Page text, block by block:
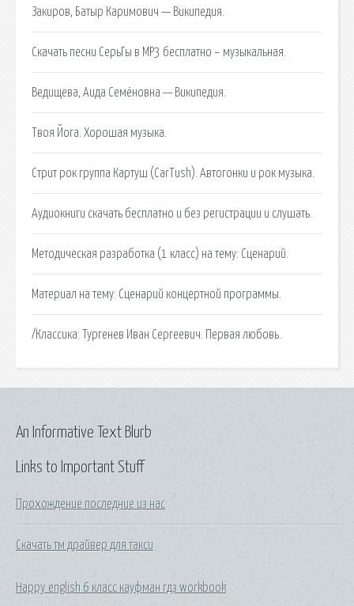
Закиров, Батыр Каримович — Википедия.
Скачать песни СерьГы в MP3 бесплатно – музыкальная.
Ведищева, Аида Семёновна — Википедия.
Твоя Йога. Хорошая музыка.
Стрит рок группа Картуш (CarTush). Автогонки и рок музыка.
Аудиокниги скачать бесплатно и без регистрации и слушать.
Методическая разработка (1 класс) на тему: Сценарий.
Материал на тему: Сценарий концертной программы.
/Классика: Тургенев Иван Сергеевич. Первая любовь.
Links to Important Stuff
Прохождение последние из нас
Скачать тм драйвер для такси
Happy english 6 класс кауфман гдз workbook
An Informative Text Blurb